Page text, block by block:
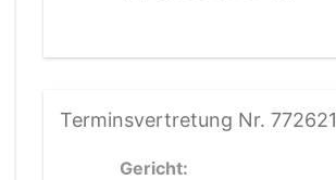
Terminsvertretung Nr. 772621
Gericht: